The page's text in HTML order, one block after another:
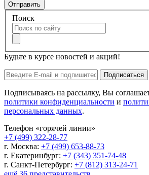
Отправить
Поиск
Будьте в курсе новостей и акций!
Подписаться
Подписываясь на рассылку, Вы
политики конфиденциальности и
персональных данных.
Телефон «горячей линии»
+7 (499) 322-28-77
г. Москва: +7 (499) 653-88-73
г. Екатеринбург: +7 (343) 351-74-48
г. Санкт-Петербург: +7 (812) 313-24-71